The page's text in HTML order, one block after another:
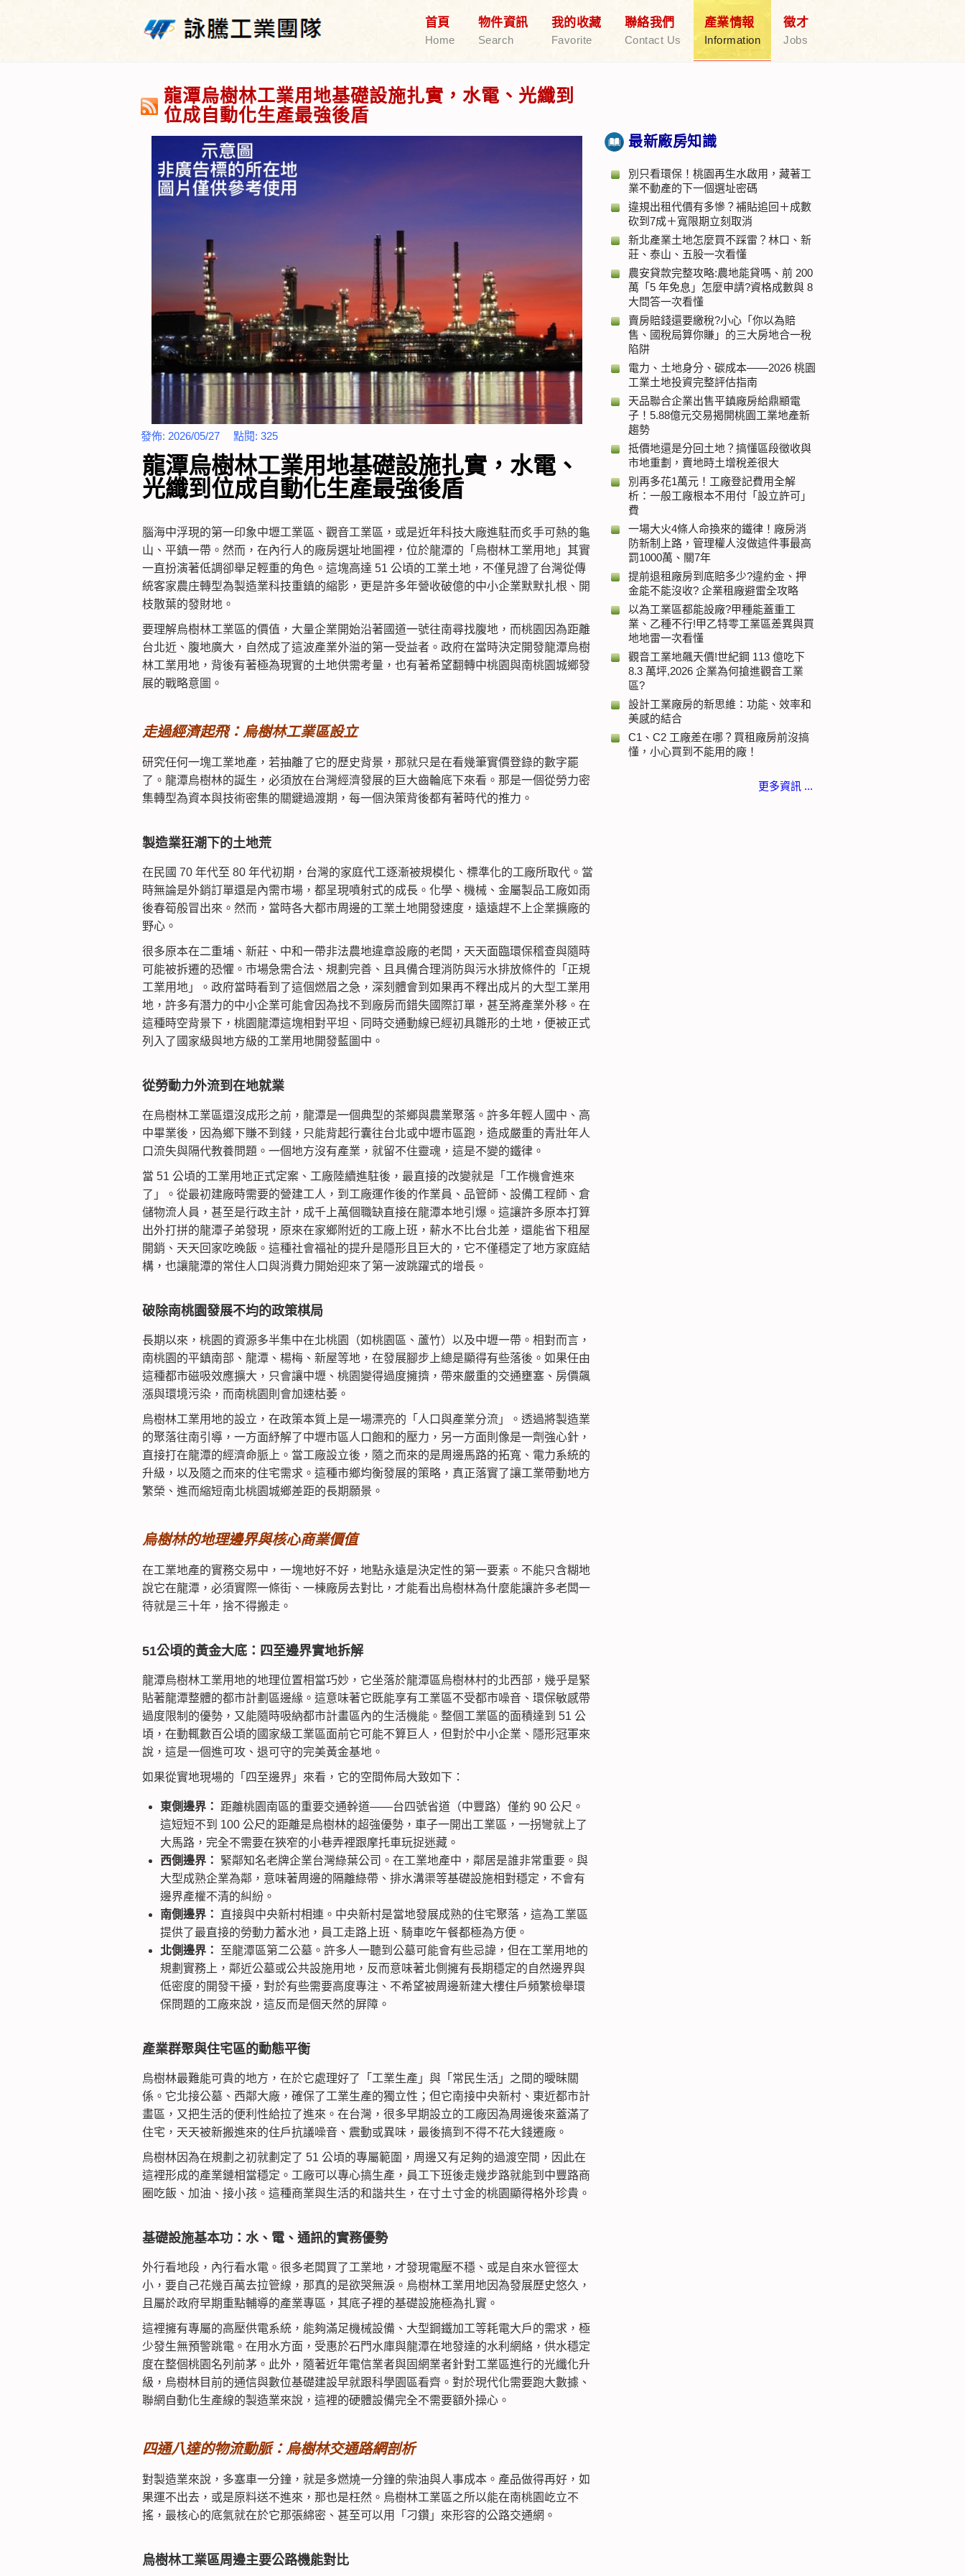
首頁
Home
物件資訊
Search
我的收藏
Favorite
聯絡我們
Contact Us
產業情報
Information
徵才
Jobs
龍潭烏樹林工業用地基礎設施扎實，水電、光纖到
位成自動化生產最強後盾
發佈: 2026/05/27 點閱: 325
龍潭烏樹林工業用地基礎設施扎實，水電、
光纖到位成自動化生產最強後盾
腦海中浮現的第一印象中壢工業區、觀音工業區，或是近年科技大廠進駐而炙手可熱的龜
山、平鎮一帶。然而，在內行人的廠房選址地圖裡，位於龍潭的「烏樹林工業用地」其實
一直扮演著低調卻舉足輕重的角色。這塊高達 51 公頃的工業土地，不僅見證了台灣從傳
統客家農庄轉型為製造業科技重鎮的縮影，更是許多年營收破億的中小企業默默扎根、開
枝散葉的發財地。
要理解烏樹林工業區的價值，大量企業開始沿著國道一號往南尋找腹地，而桃園因為距離
台北近、腹地廣大，自然成了這波產業外溢的第一受益者。政府在當時決定開發龍潭烏樹
林工業用地，背後有著極為現實的土地供需考量，也有著希望翻轉中桃園與南桃園城鄉發
展的戰略意圖。
走過經濟起飛：烏樹林工業區設立
研究任何一塊工業地產，若抽離了它的歷史背景，那就只是在看幾筆實價登錄的數字罷
了。龍潭烏樹林的誕生，必須放在台灣經濟發展的巨大齒輪底下來看。那是一個從勞力密
集轉型為資本與技術密集的關鍵過渡期，每一個決策背後都有著時代的推力。
製造業狂潮下的土地荒
在民國 70 年代至 80 年代初期，台灣的家庭代工逐漸被規模化、標準化的工廠所取代。當
時無論是外銷訂單還是內需市場，都呈現噴射式的成長。化學、機械、金屬製品工廠如雨
後春筍般冒出來。然而，當時各大都市周邊的工業土地開發速度，遠遠趕不上企業擴廠的
野心。
很多原本在二重埔、新莊、中和一帶非法農地違章設廠的老闆，天天面臨環保稽查與隨時
可能被拆遷的恐懼。市場急需合法、規劃完善、且具備合理消防與污水排放條件的「正規
工業用地」。政府當時看到了這個燃眉之急，深刻體會到如果再不釋出成片的大型工業用
地，許多有潛力的中小企業可能會因為找不到廠房而錯失國際訂單，甚至將產業外移。在
這種時空背景下，桃園龍潭這塊相對平坦、同時交通動線已經初具雛形的土地，便被正式
列入了國家級與地方級的工業用地開發藍圖中。
從勞動力外流到在地就業
在烏樹林工業區還沒成形之前，龍潭是一個典型的茶鄉與農業聚落。許多年輕人國中、高
中畢業後，因為鄉下賺不到錢，只能背起行囊往台北或中壢市區跑，造成嚴重的青壯年人
口流失與隔代教養問題。一個地方沒有產業，就留不住靈魂，這是不變的鐵律。
當 51 公頃的工業用地正式定案、工廠陸續進駐後，最直接的改變就是「工作機會進來
了」。從最初建廠時需要的營建工人，到工廠運作後的作業員、品管師、設備工程師、倉
儲物流人員，甚至是行政主計，成千上萬個職缺直接在龍潭本地引爆。這讓許多原本打算
出外打拼的龍潭子弟發現，原來在家鄉附近的工廠上班，薪水不比台北差，還能省下租屋
開銷、天天回家吃晚飯。這種社會福祉的提升是隱形且巨大的，它不僅穩定了地方家庭結
構，也讓龍潭的常住人口與消費力開始迎來了第一波跳躍式的增長。
破除南桃園發展不均的政策棋局
長期以來，桃園的資源多半集中在北桃園（如桃園區、蘆竹）以及中壢一帶。相對而言，
南桃園的平鎮南部、龍潭、楊梅、新屋等地，在發展腳步上總是顯得有些落後。如果任由
這種都市磁吸效應擴大，只會讓中壢、桃園變得過度擁擠，帶來嚴重的交通壅塞、房價飆
漲與環境污染，而南桃園則會加速枯萎。
烏樹林工業用地的設立，在政策本質上是一場漂亮的「人口與產業分流」。透過將製造業
的聚落往南引導，一方面紓解了中壢市區人口飽和的壓力，另一方面則像是一劑強心針，
直接打在龍潭的經濟命脈上。當工廠設立後，隨之而來的是周邊馬路的拓寬、電力系統的
升級，以及隨之而來的住宅需求。這種市鄉均衡發展的策略，真正落實了讓工業帶動地方
繁榮、進而縮短南北桃園城鄉差距的長期願景。
烏樹林的地理邊界與核心商業價值
在工業地產的實務交易中，一塊地好不好，地點永遠是決定性的第一要素。不能只含糊地
說它在龍潭，必須實際一條街、一棟廠房去對比，才能看出烏樹林為什麼能讓許多老闆一
待就是三十年，捨不得搬走。
51公頃的黃金大底：四至邊界實地拆解
龍潭烏樹林工業用地的地理位置相當巧妙，它坐落於龍潭區烏樹林村的北西部，幾乎是緊
貼著龍潭整體的都市計劃區邊緣。這意味著它既能享有工業區不受都市噪音、環保敏感帶
過度限制的優勢，又能隨時吸納都市計畫區內的生活機能。整個工業區的面積達到 51 公
頃，在動輒數百公頃的國家級工業區面前它可能不算巨人，但對於中小企業、隱形冠軍來
說，這是一個進可攻、退可守的完美黃金基地。
如果從實地現場的「四至邊界」來看，它的空間佈局大致如下：
東側邊界：
距離桃園南區的重要交通幹道——台四號省道（中豐路）僅約 90 公尺。
這短短不到 100 公尺的距離是烏樹林的超強優勢，車子一開出工業區，一拐彎就上了
大馬路，完全不需要在狹窄的小巷弄裡跟摩托車玩捉迷藏。
西側邊界：
緊鄰知名老牌企業台灣綠葉公司。在工業地產中，鄰居是誰非常重要。與
大型成熟企業為鄰，意味著周邊的隔離綠帶、排水溝渠等基礎設施相對穩定，不會有
邊界產權不清的糾紛。
南側邊界：
直接與中央新村相連。中央新村是當地發展成熟的住宅聚落，這為工業區
提供了最直接的勞動力蓄水池，員工走路上班、騎車吃午餐都極為方便。
北側邊界：
至龍潭區第二公墓。許多人一聽到公墓可能會有些忌諱，但在工業用地的
規劃實務上，鄰近公墓或公共設施用地，反而意味著北側擁有長期穩定的自然邊界與
低密度的開發干擾，對於有些需要高度專注、不希望被周邊新建大樓住戶頻繁檢舉環
保問題的工廠來說，這反而是個天然的屏障。
產業群聚與住宅區的動態平衡
烏樹林最難能可貴的地方，在於它處理好了「工業生產」與「常民生活」之間的曖昧關
係。它北接公墓、西鄰大廠，確保了工業生產的獨立性；但它南接中央新村、東近都市計
畫區，又把生活的便利性給拉了進來。在台灣，很多早期設立的工廠因為周邊後來蓋滿了
住宅，天天被新搬進來的住戶抗議噪音、震動或異味，最後搞到不得不花大錢遷廠。
烏樹林因為在規劃之初就劃定了 51 公頃的專屬範圍，周邊又有足夠的過渡空間，因此在
這裡形成的產業鏈相當穩定。工廠可以專心搞生產，員工下班後走幾步路就能到中豐路商
圈吃飯、加油、接小孩。這種商業與生活的和諧共生，在寸土寸金的桃園顯得格外珍貴。
基礎設施基本功：水、電、通訊的實務優勢
外行看地段，內行看水電。很多老闆買了工業地，才發現電壓不穩、或是自來水管徑太
小，要自己花幾百萬去拉管線，那真的是欲哭無淚。烏樹林工業用地因為發展歷史悠久，
且屬於政府早期重點輔導的產業專區，其底子裡的基礎設施極為扎實。
這裡擁有專屬的高壓供電系統，能夠滿足機械設備、大型鋼鐵加工等耗電大戶的需求，極
少發生無預警跳電。在用水方面，受惠於石門水庫與龍潭在地發達的水利網絡，供水穩定
度在整個桃園名列前茅。此外，隨著近年電信業者與固網業者針對工業區進行的光纖化升
級，烏樹林目前的通信與數位基礎建設早就跟科學園區看齊。對於現代化需要跑大數據、
聯網自動化生產線的製造業來說，這裡的硬體設備完全不需要額外操心。
四通八達的物流動脈：烏樹林交通路網剖析
對製造業來說，多塞車一分鐘，就是多燃燒一分鐘的柴油與人事成本。產品做得再好，如
果運不出去，或是原料送不進來，那也是枉然。烏樹林工業區之所以能在南桃園屹立不
搖，最核心的底氣就在於它那張綿密、甚至可以用「刁鑽」來形容的公路交通網。
烏樹林工業區周邊主要公路機能對比
最新廠房知識
別只看環保！桃園再生水啟用，藏著工
業不動產的下一個選址密碼
違規出租代價有多慘？補貼追回＋成數
砍到7成＋寬限期立刻取消
新北產業土地怎麼買不踩雷？林口、新
莊、泰山、五股一次看懂
農安貸款完整攻略:農地能貸嗎、前 200
萬「5 年免息」怎麼申請?資格成數與 8
大問答一次看懂
賣房賠錢還要繳稅?小心「你以為賠
售、國稅局算你賺」的三大房地合一稅
陷阱
電力、土地身分、碳成本——2026 桃園
工業土地投資完整評估指南
天品聯合企業出售平鎮廠房給鼎顓電
子！5.88億元交易揭開桃園工業地產新
趨勢
抵價地還是分回土地？搞懂區段徵收與
市地重劃，賣地時土增稅差很大
別再多花1萬元！工廠登記費用全解
析：一般工廠根本不用付「設立許可」
費
一場大火4條人命換來的鐵律！廠房消
防新制上路，管理權人沒做這件事最高
罰1000萬、關7年
提前退租廠房到底賠多少?違約金、押
金能不能沒收? 企業租廠避雷全攻略
以為工業區都能設廠?甲種能蓋重工
業、乙種不行!甲乙特零工業區差異與買
地地雷一次看懂
觀音工業地飆天價!世紀鋼 113 億吃下
8.3 萬坪,2026 企業為何搶進觀音工業
區?
設計工業廠房的新思維：功能、效率和
美感的結合
C1、C2 工廠差在哪？買租廠房前沒搞
懂，小心買到不能用的廠！
更多資訊 ...